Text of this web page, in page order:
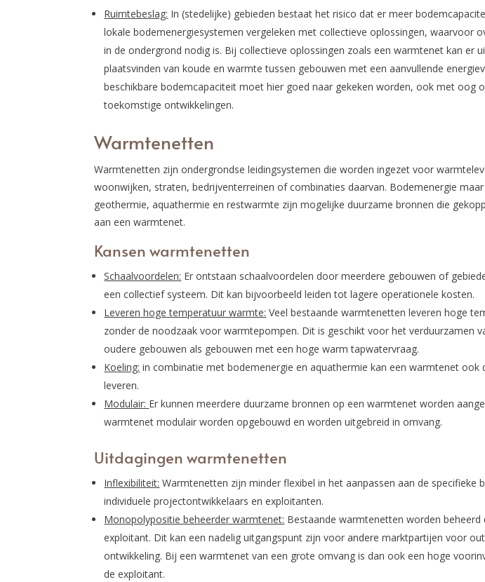
Ruimtebeslag: In (stedelijke) gebieden bestaat het risico dat er meer
lokale bodemenergiesystemen vergeleken met collectieve oplossingen, waarvoor
in de ondergrond nodig is. Bij collectieve oplossingen zoals een warmtenet kan er
plaatsvinden van koude en warmte tussen gebouwen met een aanvullende
beschikbare bodemcapaciteit moet hier goed naar gekeken worden, ook met oog
toekomstige ontwikkelingen.
Warmtenetten
Warmtenetten zijn ondergrondse leidingsystemen die worden ingezet voor
woonwijken, straten, bedrijventerreinen of combinaties daarvan. Bodemenergie
geothermie, aquathermie en restwarmte zijn mogelijke duurzame bronnen die
aan een warmtenet.
Kansen warmtenetten
Schaalvoordelen: Er ontstaan schaalvoordelen door meerdere gebouwen of
een collectief systeem. Dit kan bijvoorbeeld leiden tot lagere operationele kosten.
Leveren hoge temperatuur warmte: Veel bestaande warmtenetten leveren hoge
zonder de noodzaak voor warmtepompen. Dit is geschikt voor het verduurzamen
oudere gebouwen als gebouwen met een hoge warm tapwatervraag.
Koeling: in combinatie met bodemenergie en aquathermie kan een warmtenet ook
leveren.
Modulair: Er kunnen meerdere duurzame bronnen op een warmtenet worden
warmtenet modulair worden opgebouwd en worden uitgebreid in omvang.
Uitdagingen warmtenetten
Inflexibiliteit: Warmtenetten zijn minder flexibel in het aanpassen aan de specifieke
individuele projectontwikkelaars en exploitanten.
Monopolypositie beheerder warmtenet: Bestaande warmtenetten worden beheerd
exploitant. Dit kan een nadelig uitgangspunt zijn voor andere marktpartijen voor
ontwikkeling. Bij een warmtenet van een grote omvang is dan ook een hoge
de exploitant.